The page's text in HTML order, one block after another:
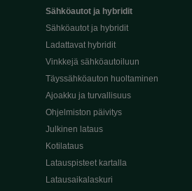
Sähköautot ja hybridit
Sähköautot ja hybridit
Ladattavat hybridit
Vinkkejä sähköautoiluun
Täyssähköauton huoltaminen
Ajoakku ja turvallisuus
Ohjelmiston päivitys
Julkinen lataus
Kotilataus
Latauspisteet kartalla
Latausaikalaskuri